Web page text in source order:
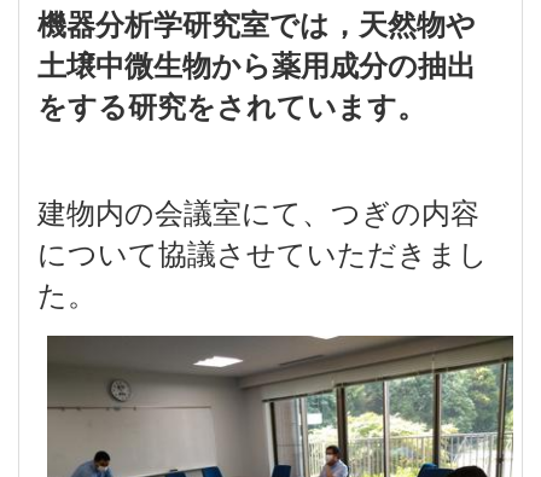
機器分析学研究室では，天然物や
土壌中微生物から薬用成分の抽出
をする研究をされています。
建物内の会議室にて、つぎの内容
について協議させていただきまし
た。